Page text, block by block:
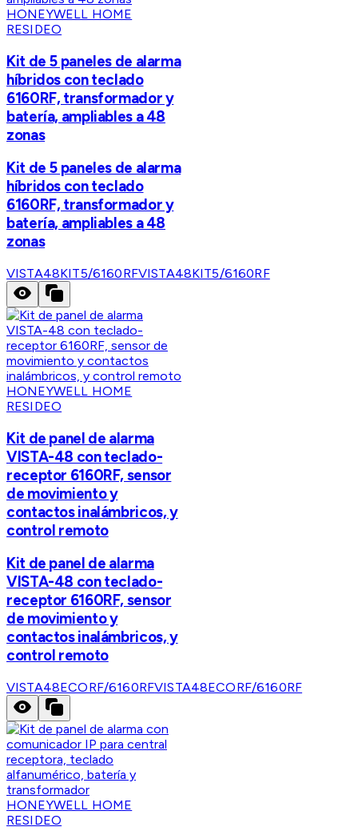
HONEYWELL HOME
RESIDEO
Kit de 5 paneles de alarma
híbridos con teclado
6160RF, transformador y
batería, ampliables a 48
zonas
Kit de 5 paneles de alarma
híbridos con teclado
6160RF, transformador y
batería, ampliables a 48
zonas
VISTA48KIT5/6160RFVISTA48KIT5/6160RF
HONEYWELL HOME
RESIDEO
Kit de panel de alarma
VISTA-48 con teclado-
receptor 6160RF, sensor
de movimiento y
contactos inalámbricos, y
control remoto
Kit de panel de alarma
VISTA-48 con teclado-
receptor 6160RF, sensor
de movimiento y
contactos inalámbricos, y
control remoto
VISTA48ECORF/6160RFVISTA48ECORF/6160RF
HONEYWELL HOME
RESIDEO